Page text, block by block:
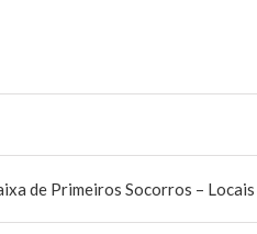
de Primeiros Socorros –